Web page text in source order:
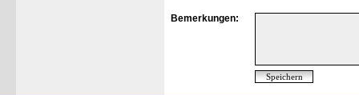
Bemerkungen: